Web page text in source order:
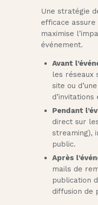
Une stratégie
efficace
maximise
événement.
Avant
les réseaux
site ou
Pendant
direct sur
streaming),
public.
Après
mails de
publication
diffusion de